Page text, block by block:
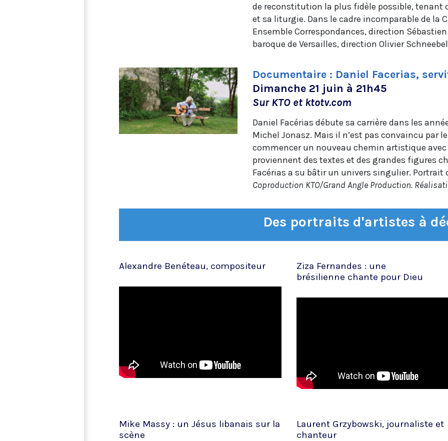
de reconstitution la plus fidèle possible, tenant
et sa liturgie. Dans le cadre incomparable de la
Ensemble Correspondances, direction
baroque de Versailles, direction Olivier
Documentaire : Daniel Facerias,
Dimanche 21 juin à 21h45
Sur KTO et ktotv.com
Daniel Facérias débute sa carrière dans les
Michel Jonasz. Mais il n’est pas convaincu par
commencer un nouveau chemin artistique avec
proviennent des textes et des grandes figures
Facérias a su bâtir un univers singulier. Portrait
Coproduction KTO/Grand Angle Production.
Des portraits d'artistes à
Alexandre Benéteau, compositeur
Ziza Fernandes : une
brésilienne chante pour Dieu
Mike Massy : un Jésus libanais sur la
scène
Laurent Grzybowski, journaliste et
chanteur